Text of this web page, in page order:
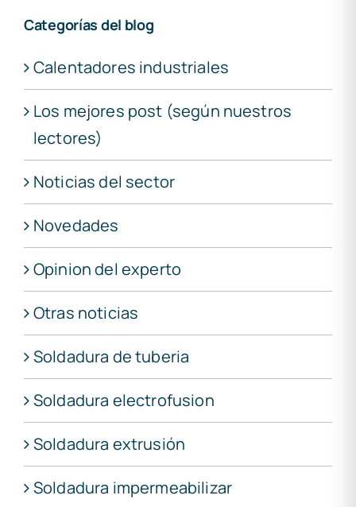
Categorías del blog
Calentadores industriales
Los mejores post (según nuestros
lectores)
Noticias del sector
Novedades
Opinion del experto
Otras noticias
Soldadura de tuberia
Soldadura electrofusion
Soldadura extrusión
Soldadura impermeabilizar